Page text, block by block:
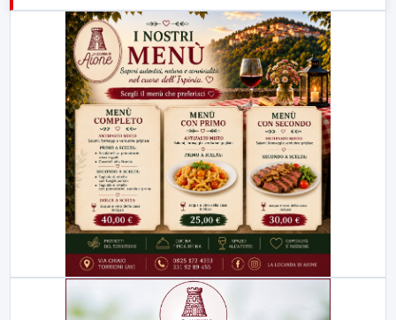
LabNews (replica)